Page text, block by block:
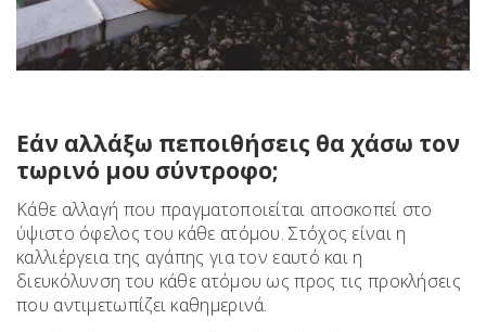
Εάν αλλάξω πεποιθήσεις θα χάσω τον
τωρινό μου σύντροφο;
Κάθε αλλαγή που πραγματοποιείται αποσκοπεί στο
ύψιστο όφελος του κάθε ατόμου. Στόχος είναι η
καλλιέργεια της αγάπης για τον εαυτό και η
διευκόλυνση του κάθε ατόμου ως προς τις προκλήσεις
που αντιμετωπίζει καθημερινά.